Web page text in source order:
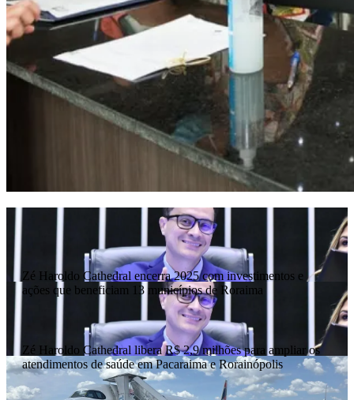
Zé Haroldo Cathedral encerra 2025 com investimentos e
ações que beneficiam 13 municípios de Roraima
Zé Haroldo Cathedral libera R$ 2,9 milhões para ampliar os
atendimentos de saúde em Pacaraima e Rorainópolis